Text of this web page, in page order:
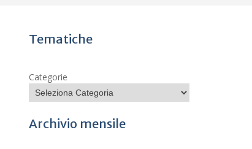
Tematiche
Categorie
Archivio mensile